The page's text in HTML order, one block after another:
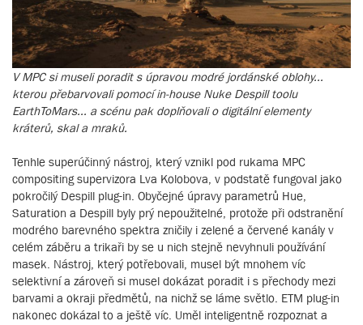
V MPC si museli poradit s úpravou modré jordánské oblohy...
kterou přebarvovali pomocí in-house Nuke Despill toolu
EarthToMars... a scénu pak doplňovali o digitální elementy
kráterů, skal a mraků.
Tenhle superúčinný nástroj, který vznikl pod rukama MPC
compositing supervizora Lva Kolobova, v podstatě fungoval jako
pokročilý Despill plug-in. Obyčejné úpravy parametrů Hue,
Saturation a Despill byly prý nepoužitelné, protože při odstranění
modrého barevného spektra zničily i zelené a červené kanály v
celém záběru a trikaři by se u nich stejně nevyhnuli používání
masek. Nástroj, který potřebovali, musel být mnohem víc
selektivní a zároveň si musel dokázat poradit i s přechody mezi
barvami a okraji předmětů, na nichž se láme světlo. ETM plug-in
nakonec dokázal to a ještě víc. Uměl inteligentně rozpoznat a